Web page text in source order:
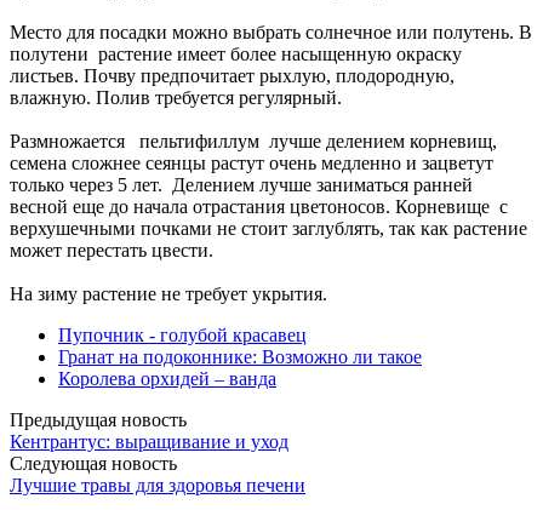
Место для посадки можно выбрать солнечное или полутень. В
полутени растение имеет более насыщенную окраску
листьев. Почву предпочитает рыхлую, плодородную,
влажную. Полив требуется регулярный.
Размножается пельтифиллум лучше делением корневищ,
семена сложнее сеянцы растут очень медленно и зацветут
только через 5 лет. Делением лучше заниматься ранней
весной еще до начала отрастания цветоносов. Корневище с
верхушечными почками не стоит заглублять, так как растение
может перестать цвести.
На зиму растение не требует укрытия.
Пупочник - голубой красавец
Гранат на подоконнике: Возможно ли такое
Королева орхидей – ванда
Предыдущая новость
Кентрантус: выращивание и уход
Следующая новость
Лучшие травы для здоровья печени